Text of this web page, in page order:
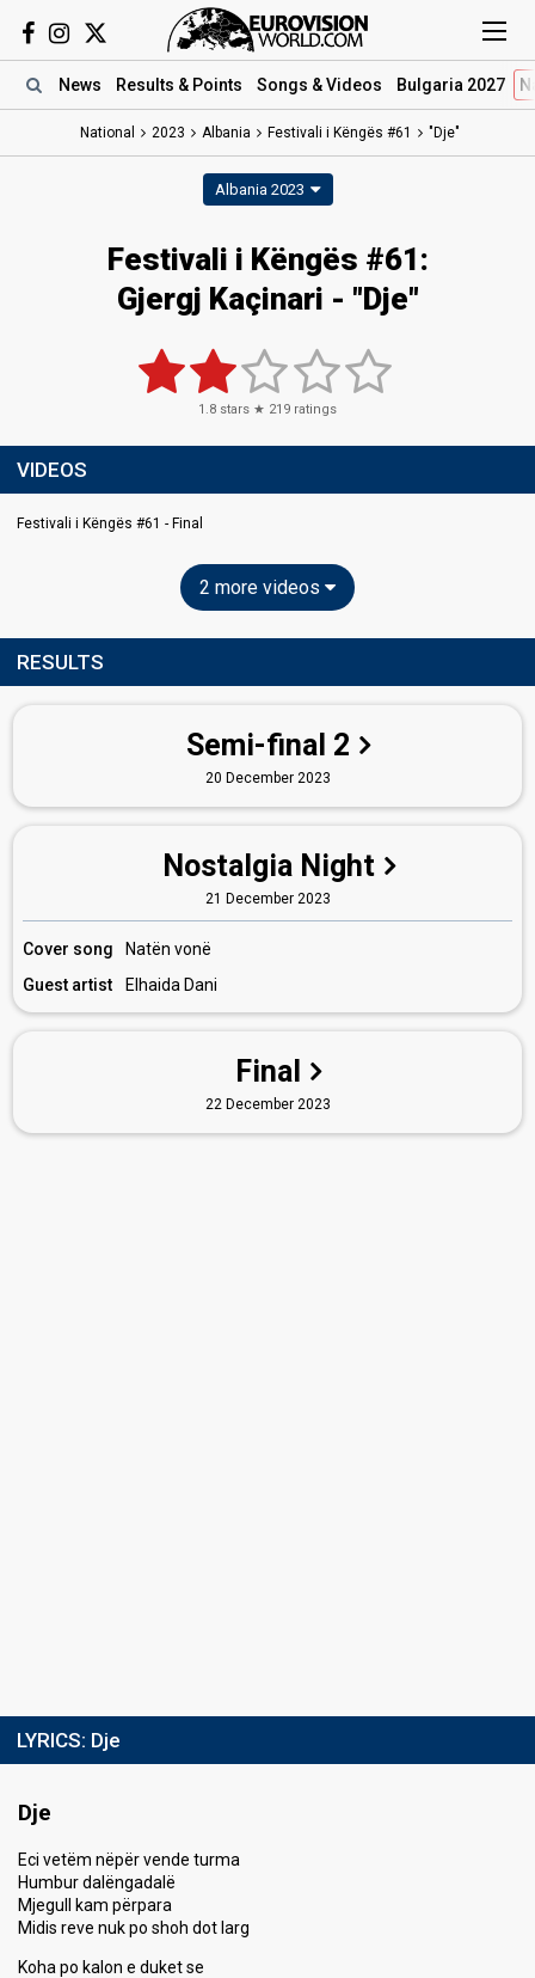
News Results & Points Songs & Videos Bulgaria 2027
National 2023 Albania Festivali i Këngës #61 "Dje"
Albania 2023
Festivali i Këngës #61:
Gjergj Kaçinari - "Dje"
1.8 stars ★ 219 ratings
VIDEOS
Festivali i Këngës #61 - Final
2 more videos
RESULTS
Semi-final 2
20 December 2023
Nostalgia Night
21 December 2023
Cover song
Natën vonë
Guest artist
Elhaida Dani
Final
22 December 2023
LYRICS: Dje
Dje
Eci vetëm nëpër vende turma
Humbur dalëngadalë
Mjegull kam përpara
Midis reve nuk po shoh dot larg
Koha po kalon e duket se